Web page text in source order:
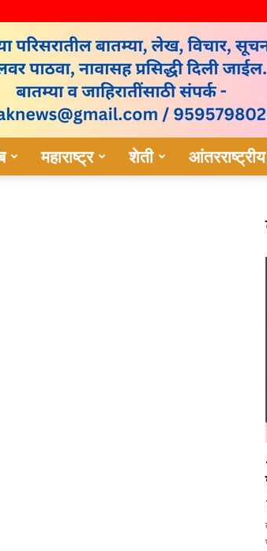
महाराष्ट्र शेती आंतरराष्ट्रीय